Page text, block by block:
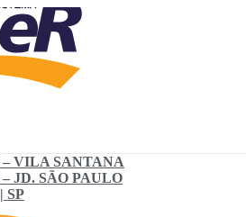
– VILA SANTANA
JD. SÃO PAULO
SP